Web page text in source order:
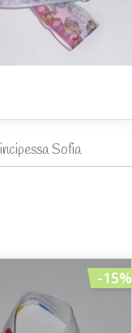
Sofia
-15%